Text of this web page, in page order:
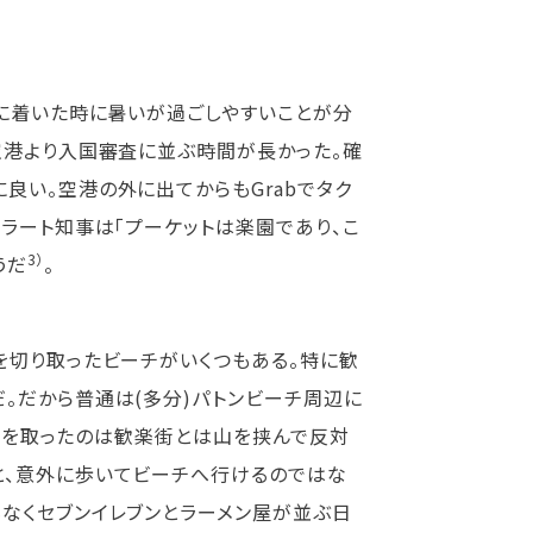
いた時に暑いが過ごしやすいことが分
より入国審査に並ぶ時間が長かった。確
い。空港の外に出てからもGrabでタク
ート知事は「プーケットは楽園であり、こ
だ3） 。
り取ったビーチがいくつもある。特に歓
だから普通は(多分)パトンビーチ周辺に
を取ったのは歓楽街とは山を挟んで反対
意外に歩いてビーチへ行けるのではな
くセブンイレブンとラーメン屋が並ぶ日